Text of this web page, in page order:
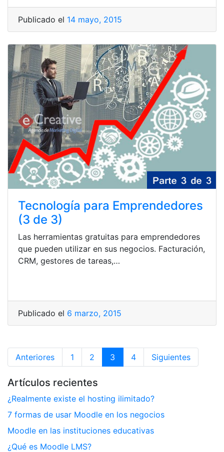
Publicado el 14 mayo, 2015
Tecnología para Emprendedores
(3 de 3)
Las herramientas gratuitas para emprendedores
que pueden utilizar en sus negocios. Facturación,
CRM, gestores de tareas,…
Publicado el 6 marzo, 2015
Anteriores 1 2 3 4 Siguientes
Artículos recientes
¿Realmente existe el hosting ilimitado?
7 formas de usar Moodle en los negocios
Moodle en las instituciones educativas
¿Qué es Moodle LMS?